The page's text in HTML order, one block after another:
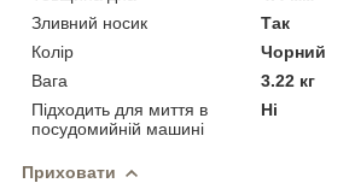
Зливний носик
Так
Колір
Чорний
Вага
3.22 кг
Підходить для миття в
посудомийній машині
Ні
Приховати